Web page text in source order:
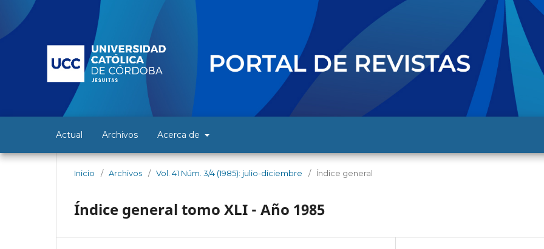
Actual Archivos Acerca de
Inicio / Archivos / Vol. 41 Núm. 3/4 (1985): julio-diciembre / Índice general
Índice general tomo XLI - Año 1985